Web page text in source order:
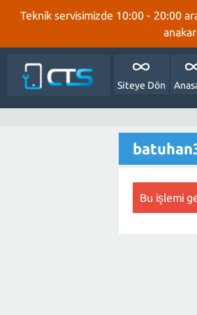
Teknik servisimizde 10:00 - 20:00
Siteye Dön
Bu işlemi